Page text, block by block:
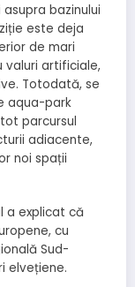
bazinului
este deja
de mari
valuri artificiale,
Totodată, se
aqua-park
parcursul
adiacente,
noi spații
a explicat că
cu
Sud-
elvețiene.